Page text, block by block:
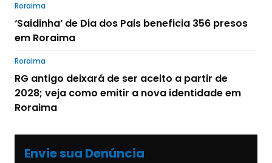
Roraima
‘Saidinha’ de Dia dos Pais beneficia 356 presos
em Roraima
Roraima
RG antigo deixará de ser aceito a partir de
2028; veja como emitir a nova identidade em
Roraima
Envie sua Denúncia